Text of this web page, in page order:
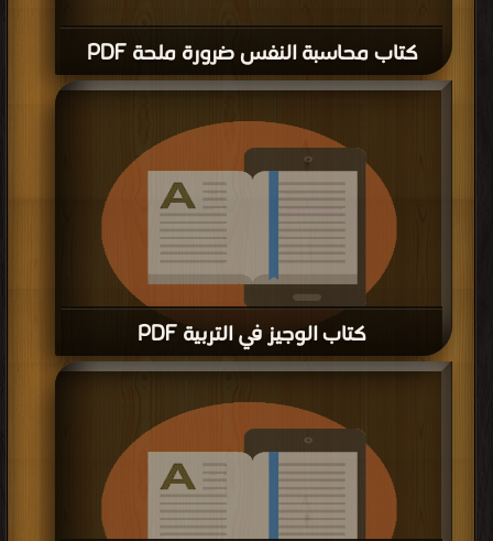
كتاب محاسبة النفس ضرورة ملحة PDF
كتاب الوجيز في التربية PDF
قراءة و تحميل كتاب كتاب الوجيز في التربية PDF مجانا | مكتبة > كتب في تنزيل مباشر
| التحميل : مرة/مرات